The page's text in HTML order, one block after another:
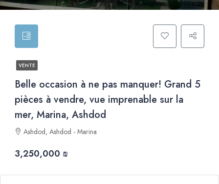
VENTE
Belle occasion à ne pas manquer! Grand 5
pièces à vendre, vue imprenable sur la
mer, Marina, Ashdod
Ashdod, Ashdod - Marina
3,250,000 ₪